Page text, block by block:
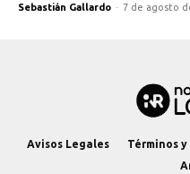
Sebastián Gallardo - 7 de agosto
Avisos Legales Términos